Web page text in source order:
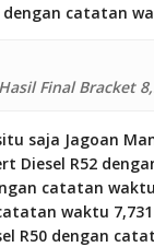
dengan catatan
Hasil Final Bracket
saja Jagoan
Diesel R52
catatan
waktu
R50 dengan